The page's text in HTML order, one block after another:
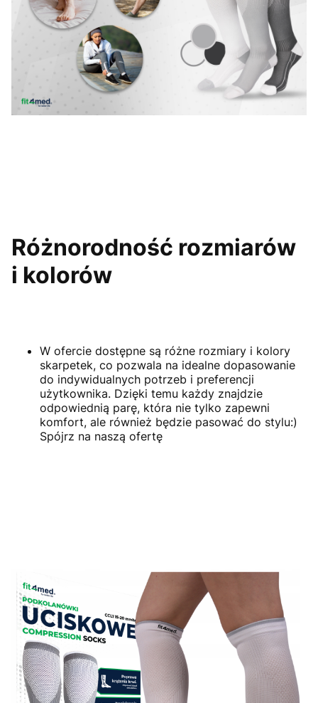
Różnorodność rozmiarów
i kolorów
W ofercie dostępne są różne rozmiary i kolory
skarpetek, co pozwala na idealne dopasowanie
do indywidualnych potrzeb i preferencji
użytkownika. Dzięki temu każdy znajdzie
odpowiednią parę, która nie tylko zapewni
komfort, ale również będzie pasować do stylu:)
Spójrz na naszą ofertę